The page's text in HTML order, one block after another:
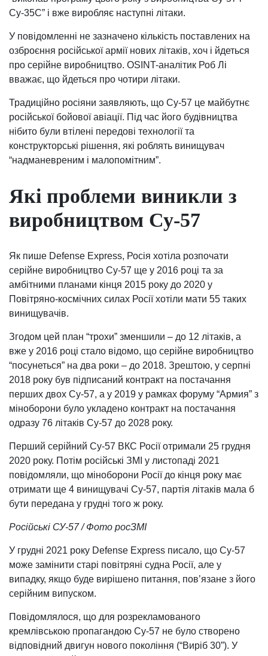
Су-35С” і вже виробляє наступні літаки.
У повідомленні не зазначено кількість поставлених на
озброєння російської армії нових літаків, хоч і йдеться
про серійне виробництво. OSINT-аналітик Роб Лі
вважає, що йдеться про чотири літаки.
Традиційно росіяни заявляють, що Су-57 це майбутнє
російської бойової авіації. Під час його будівництва
нібито були втілені передові технології та
конструкторські рішення, які роблять винищувач
“надманевреним і малопомітним”.
Які проблеми виникли з
виробництвом Су-57
Як пише Defense Express, Росія хотіла розпочати
серійне виробництво Су-57 ще у 2016 році та за
амбітними планами кінця 2015 року до 2020 у
Повітряно-космічних силах Росії хотіли мати 55 таких
винищувачів.
Згодом цей план “трохи” зменшили – до 12 літаків, а
вже у 2016 році стало відомо, що серійне виробництво
“посунеться” на два роки – до 2018. Зрештою, у серпні
2018 року був підписаний контракт на постачання
перших двох Су-57, а у 2019 у рамках форуму “Армия” з
міноборони було укладено контракт на постачання
одразу 76 літаків Су-57 до 2028 року.
Перший серійний Су-57 ВКС Росії отримали 25 грудня
2020 року. Потім російські ЗМІ у листопаді 2021
повідомляли, що міноборони Росії до кінця року має
отримати ще 4 винищувачі Су-57, партія літаків мала б
бути передана у грудні того ж року.
Російські СУ-57 / Фото росЗМІ
У грудні 2021 року Defense Express писало, що Су-57
може замінити старі повітряні судна Росії, але у
випадку, якщо буде вирішено питання, пов’язане з його
серійним випуском.
Повідомлялося, що для розрекламованого
кремлівською пропагандою Су-57 не було створено
відповідний двигун нового покоління (“Виріб 30”). У